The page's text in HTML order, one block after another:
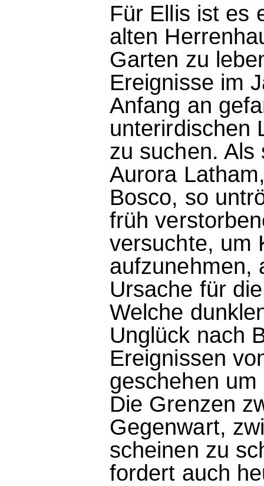
Für Ellis ist es
alten
Garten zu
Ereignisse im
Anfang an
unterirdischen
zu suchen.
Aurora
Bosco, so
früh
versuchte, um
aufzunehmen,
Ursache für
Welche
Unglück nach
Ereignissen
geschehen
Die Grenzen
Gegenwart,
scheinen zu
fordert auch